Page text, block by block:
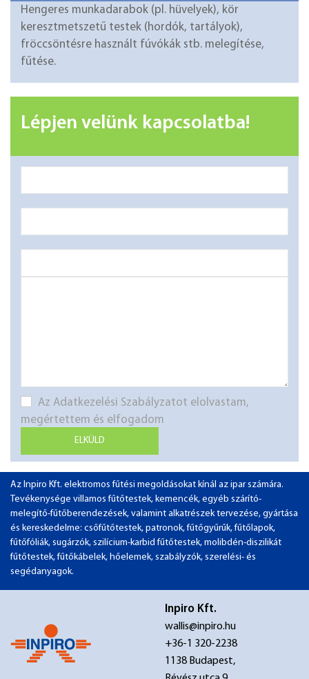
Hengeres munkadarabok (pl. hüvelyek), kör
keresztmetszetű testek (hordók, tartályok),
fröccsöntésre használt fúvókák stb. melegítése,
fűtése.
Lépjen velünk kapcsolatba!
Az Adatkezelési Szabályzatot elolvastam,
megértettem és elfogadom
ELKÜLD
Az Inpiro Kft. elektromos fűtési megoldásokat kínál az ipar számára.
Tevékenysége villamos fűtőtestek, kemencék, egyéb szárító-
melegítő-fűtőberendezések, valamint alkatrészek tervezése, gyártása
és kereskedelme: csőfűtőtestek, patronok, fűtőgyűrűk, fűtőlapok,
fűtőfóliák, sugárzók, szilícium-karbid fűtőtestek, molibdén-diszilikát
fűtőtestek, fűtőkábelek, hőelemek, szabályzók, szerelési- és
segédanyagok.
Inpiro Kft.
wallis@inpiro.hu
+36-1 320-2238
1138 Budapest,